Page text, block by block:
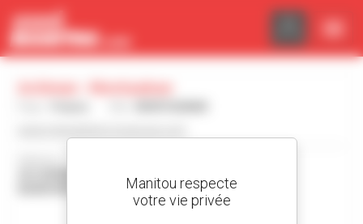
82000 MONTAUBAN France
Panneau de gestion des cookies
Manitou respecte
votre vie privée